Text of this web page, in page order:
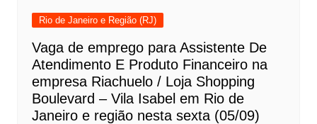
Rio de Janeiro e Região (RJ)
Vaga de emprego para Assistente De
Atendimento E Produto Financeiro na
empresa Riachuelo / Loja Shopping
Boulevard – Vila Isabel em Rio de
Janeiro e região nesta sexta (05/09)